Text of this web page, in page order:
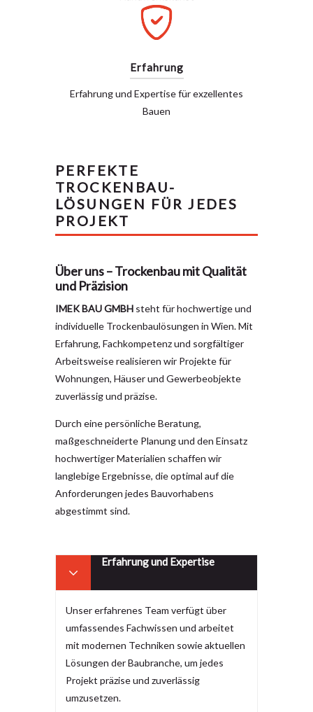
Erfahrung
Erfahrung und Expertise für exzellentes
Bauen
PERFEKTE
TROCKENBAU-
LÖSUNGEN FÜR JEDES
PROJEKT
Über uns – Trockenbau mit Qualität
und Präzision
IMEK BAU GMBH steht für hochwertige und
individuelle Trockenbaulösungen in Wien. Mit
Erfahrung, Fachkompetenz und sorgfältiger
Arbeitsweise realisieren wir Projekte für
Wohnungen, Häuser und Gewerbeobjekte
zuverlässig und präzise.
Durch eine persönliche Beratung,
maßgeschneiderte Planung und den Einsatz
hochwertiger Materialien schaffen wir
langlebige Ergebnisse, die optimal auf die
Anforderungen jedes Bauvorhabens
abgestimmt sind.
Erfahrung und Expertise
Unser erfahrenes Team verfügt über
umfassendes Fachwissen und arbeitet
mit modernen Techniken sowie aktuellen
Lösungen der Baubranche, um jedes
Projekt präzise und zuverlässig
umzusetzen.